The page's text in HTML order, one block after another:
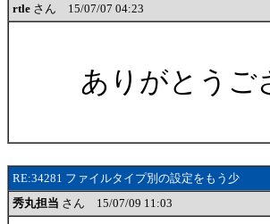
rtle さん 15/07/07 04:23
ありがとうご
RE:34281 ファイルタイプ別の設定をもう少
秀丸担当 さん 15/07/09 11:03